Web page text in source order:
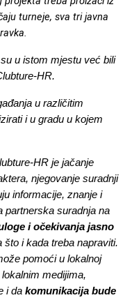
turneje, sva tri javna
u istom mjestu već bili
HR.
u različitim
i u gradu u kojem
HR je jačanje
njegovanje suradnji
informacije, znanje i
partnerska suradnja na
i očekivanja jasno
i kada treba napraviti.
pomoći u lokalnoj
medijima,
i da komunikacija bude